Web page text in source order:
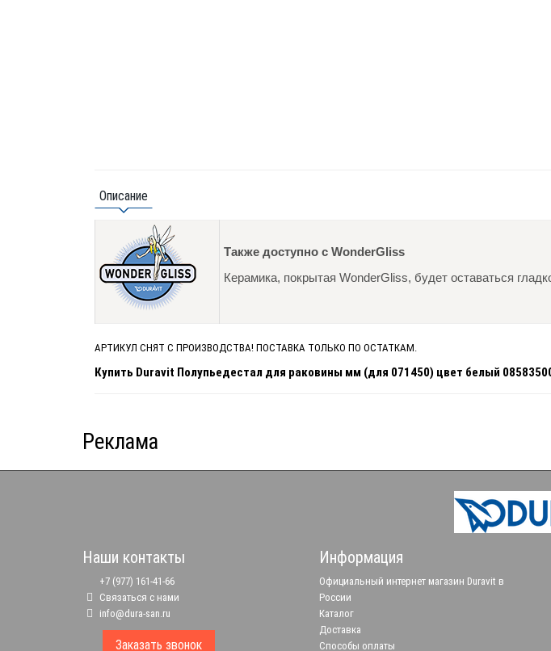
Описание
Также доступно с WonderGliss
Керамика, покрытая WonderGliss, будет оставаться
АРТИКУЛ СНЯТ С ПРОИЗВОДСТВА! ПОСТАВКА ТОЛЬКО ПО ОСТАТКАМ.
Купить Duravit Полупьедестал для раковины мм (для 071450) цвет белый
Реклама
Наши контакты
+7 (977) 161-41-66
Связаться с нами
info@dura-san.ru
Заказать звонок
Информация
Официальный интернет магазин Duravit в
России
Каталог
Доставка
Способы оплаты